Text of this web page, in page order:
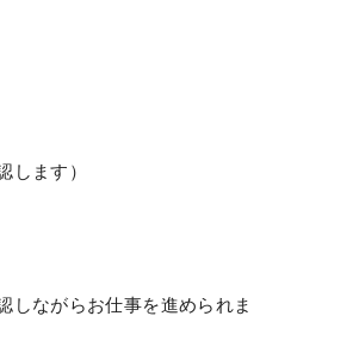
します）
しながらお仕事を進められま